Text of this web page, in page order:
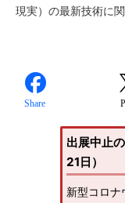
現実）の最新技術に
Share
出展中止
21日）
新型コロナ